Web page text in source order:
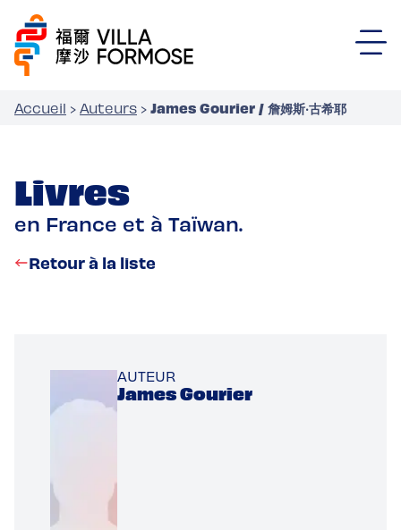
Accueil › Auteurs › James Gourier / 詹姆斯‧古希耶
Livres
en France et à Taïwan.
Retour à la liste
AUTEUR
James Gourier